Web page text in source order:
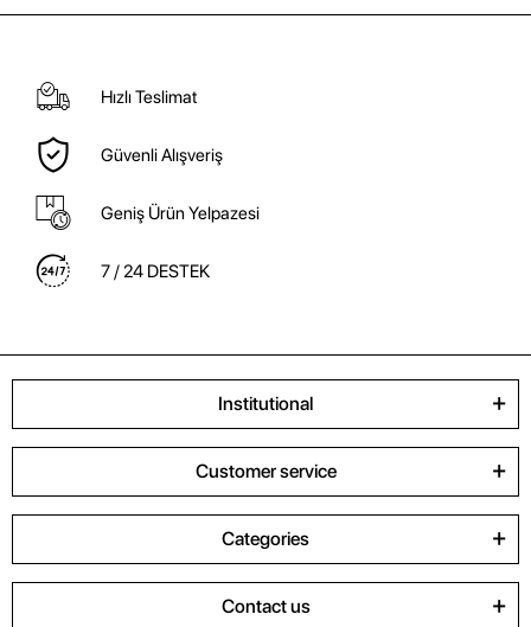
Hızlı Teslimat
Güvenli Alışveriş
Geniş Ürün Yelpazesi
7 / 24 DESTEK
Institutional
Customer service
Categories
Contact us